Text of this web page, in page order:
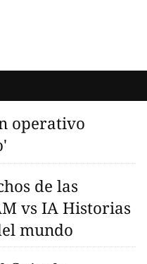
operativo
de las
vs IA Historias
mundo